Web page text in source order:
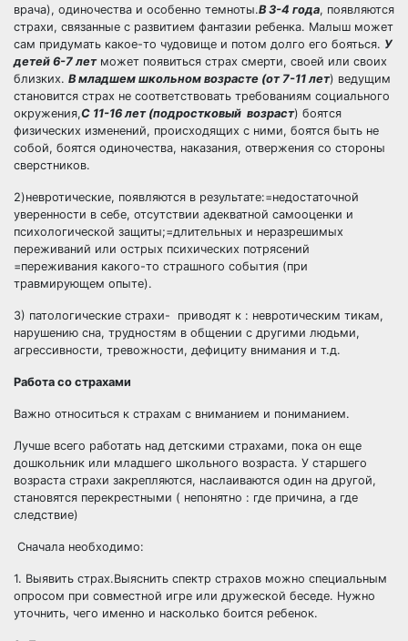
врача), одиночества и особенно темноты.В 3-4 года, появляются
страхи, связанные с развитием фантазии ребенка. Малыш может
сам придумать какое-то чудовище и потом долго его бояться. У
детей 6-7 летможет появиться страх смерти, своей или своих
близких. В младшем школьном возрасте (от 7-11 лет) ведущим
становится страх не соответствовать требованиям социального
окружения,С 11-16 лет (подростковый возраст) боятся
физических изменений, происходящих с ними, боятся быть не
собой, боятся одиночества, наказания, отвержения со стороны
сверстников.
2)невротические, появляются в результате:=недостаточной
уверенности в себе, отсутствии адекватной самооценки и
психологической защиты;=длительных и неразрешимых
переживаний или острых психических потрясений
=переживания какого-то страшного события (при
травмирующем опыте).
3) патологические страхи- приводят к : невротическим тикам,
нарушению сна, трудностям в общении с другими людьми,
агрессивности, тревожности, дефициту внимания и т.д.
Работа со страхами
Важно относиться к страхам с вниманием и пониманием.
Лучше всего работать над детскими страхами, пока он еще
дошкольник или младшего школьного возраста. У старшего
возраста страхи закрепляются, наслаиваются один на другой,
становятся перекрестными ( непонятно : где причина, а где
следствие)
Сначала необходимо:
1. Выявить страх.Выяснить спектр страхов можно специальным
опросом при совместной игре или дружеской беседе. Нужно
уточнить, чего именно и насколько боится ребенок.